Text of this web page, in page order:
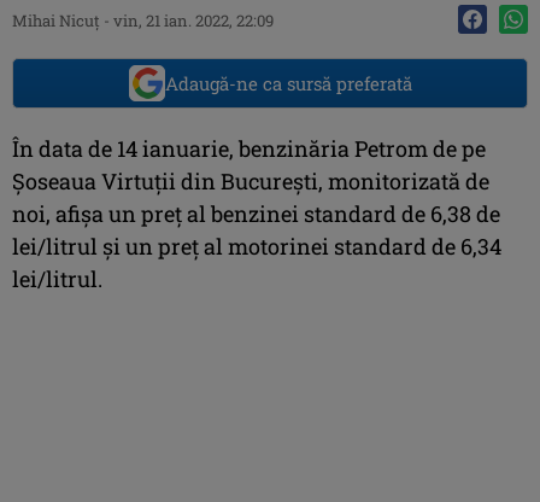
Mihai Nicuţ - vin, 21 ian. 2022, 22:09
Adaugă-ne ca sursă preferată
În data de 14 ianuarie, benzinăria Petrom de pe
Șoseaua Virtuții din București, monitorizată de
noi, afișa un preț al benzinei standard de 6,38 de
lei/litrul și un preț al motorinei standard de 6,34
lei/litrul.